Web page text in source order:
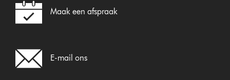
Maak een afspraak
E-mail ons